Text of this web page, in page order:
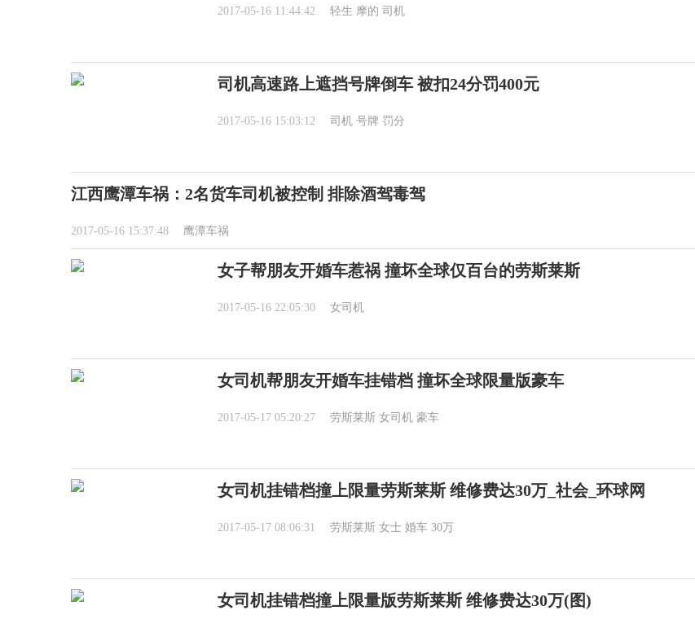
2017-05-16 11:44:42 轻生 摩的 司机
司机高速路上遮挡号牌倒车 被扣24分罚400元
2017-05-16 15:03:12 司机 号牌 罚分
江西鹰潭车祸：2名货车司机被控制 排除酒驾毒驾
2017-05-16 15:37:48 鹰潭车祸
女子帮朋友开婚车惹祸 撞坏全球仅百台的劳斯莱斯
2017-05-16 22:05:30 女司机
女司机帮朋友开婚车挂错档 撞坏全球限量版豪车
2017-05-17 05:20:27 劳斯莱斯 女司机 豪车
女司机挂错档撞上限量劳斯莱斯 维修费达30万_社会_环球网
2017-05-17 08:06:31 劳斯莱斯 女士 婚车 30万
女司机挂错档撞上限量版劳斯莱斯 维修费达30万(图)